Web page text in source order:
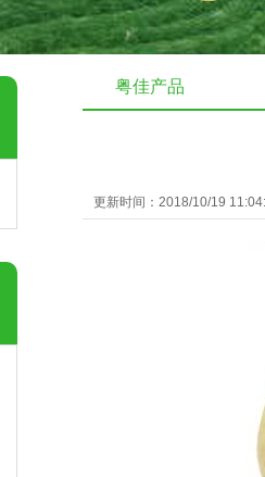
粤佳产品
更新时间：2018/10/19